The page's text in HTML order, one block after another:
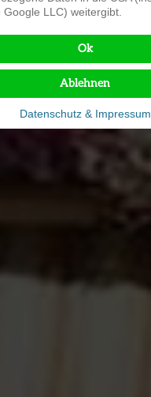
LLC) weitergibt.
Ok
Ablehnen
Datenschutz & Impressum